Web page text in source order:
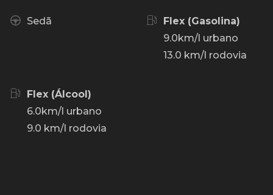
Sedã
Flex (Gasolina)
9.0km/l urbano
13.0 km/l rodovia
Flex (Álcool)
6.0km/l urbano
9.0 km/l rodovia